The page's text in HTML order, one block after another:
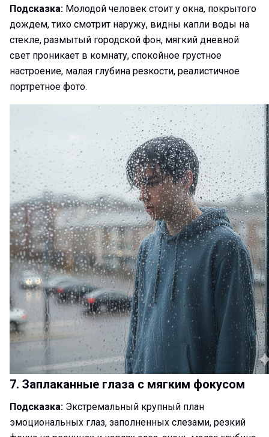
Подсказка: Молодой человек стоит у окна, покрытого
дождем, тихо смотрит наружу, видны капли воды на
стекле, размытый городской фон, мягкий дневной
свет проникает в комнату, спокойное грустное
настроение, малая глубина резкости, реалистичное
портретное фото.
7. Заплаканные глаза с мягким фокусом
Подсказка: Экстремальный крупный план
эмоциональных глаз, заполненных слезами, резкий